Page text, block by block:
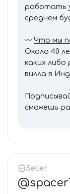
работать
среднем
〰️ Что мы
Около 40
каких либо
вилла в
сможешь
Seller
@